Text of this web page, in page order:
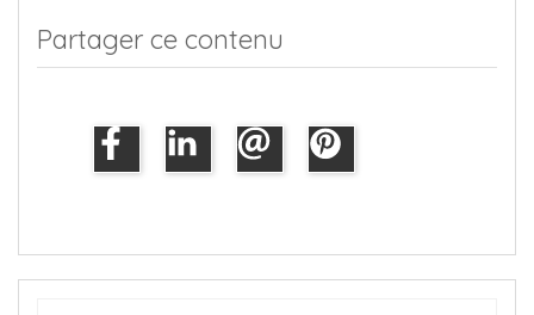
Partager ce contenu